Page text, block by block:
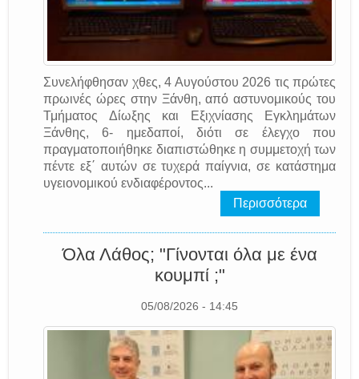
Συνελήφθησαν χθες, 4 Αυγούστου 2026 τις πρώτες
πρωινές ώρες στην Ξάνθη, από αστυνομικούς του
Τμήματος Δίωξης και Εξιχνίασης Εγκλημάτων
Ξάνθης, 6- ημεδαποί, διότι σε έλεγχο που
πραγματοποιήθηκε διαπιστώθηκε η συμμετοχή των
πέντε εξ΄ αυτών σε τυχερά παίγνια, σε κατάστημα
υγειονομικού ενδιαφέροντος...
Περισσότερα
Όλα Λάθος; "Γίνονται όλα με ένα
κουμπί ;"
05/08/2026 - 14:45